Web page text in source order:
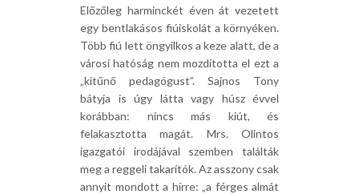
Előzőleg harminckét éven át vezetett
egy bentlakásos fiúiskolát a környéken.
Több fiú lett öngyilkos a keze alatt, de a
városi hatóság nem mozdította el ezt a
„kitűnő pedagógust”. Sajnos Tony
bátyja is úgy látta vagy húsz évvel
korábban: nincs más kiút, és
felakasztotta magát. Mrs. Olintos
igazgatói irodájával szemben találták
meg a reggeli takarítók. Az asszony csak
annyit mondott a hírre: „a férges almát